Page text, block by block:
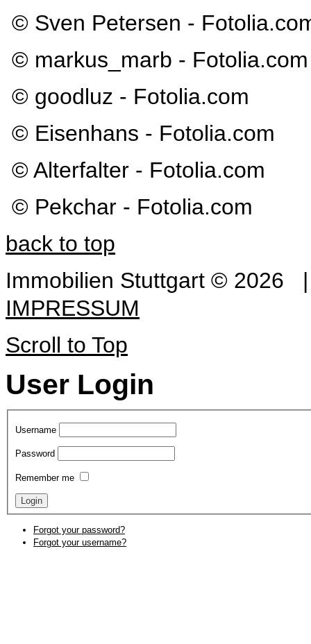
© Sven Petersen -
© markus_marb - Fotolia.com
© goodluz - Fotolia.com
© Eisenhans - Fotolia.com
© Alterfalter - Fotolia.com
© Pekchar - Fotolia.com
back to top
Immobilien Stuttgart © 2026
IMPRESSUM
Scroll to Top
User Login
Username
Password
Remember me
Forgot your password?
Forgot your username?